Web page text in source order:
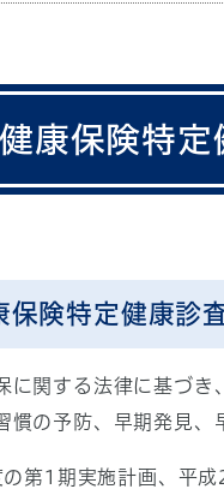
康保険特定
険特定健康診
に関する法律に基づ
慣の予防、早期発見
第1期実施計画、平